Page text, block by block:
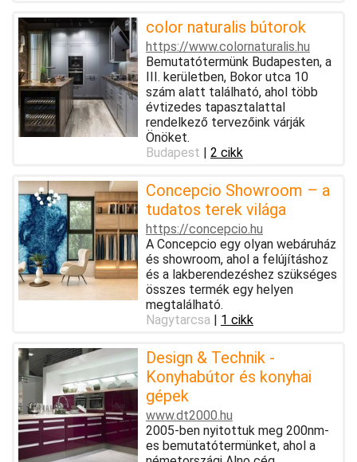
color naturalis bútorok
https://www.colornaturalis.hu
Bemutatótermünk Budapesten, a
III. kerületben, Bokor utca 10
szám alatt található, ahol több
évtizedes tapasztalattal
rendelkező tervezőink várják
Önöket.
Budapest | 2 cikk
Concepcio Showroom – a
tudatos terek világa
https://concepcio.hu
A Concepcio egy olyan webáruház
és showroom, ahol a felújításhoz
és a lakberendezéshez szükséges
összes termék egy helyen
megtalálható.
Nagytarcsa | 1 cikk
Design & Technik -
Konyhabútor és konyhai
gépek
www.dt2000.hu
2005-ben nyitottuk meg 200nm-
es bemutatótermünket, ahol a